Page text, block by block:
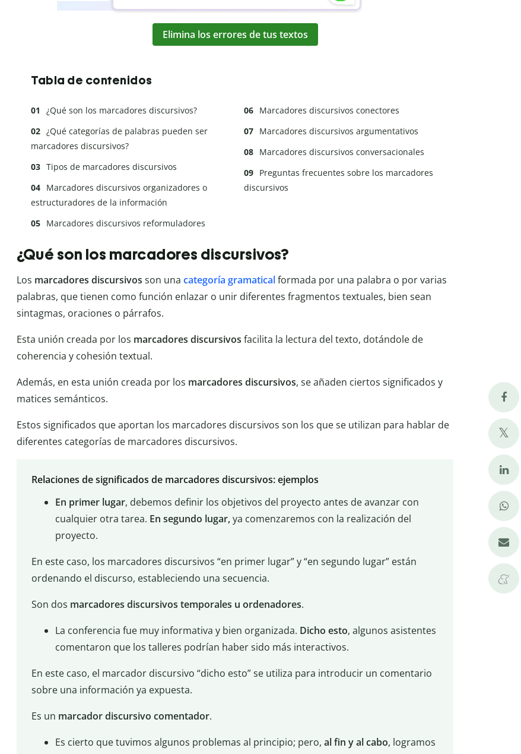
Elimina los errores de tus textos
Tabla de contenidos
¿Qué son los marcadores discursivos?
¿Qué categorías de palabras pueden ser
marcadores discursivos?
Tipos de marcadores discursivos
Marcadores discursivos organizadores o
estructuradores de la información
Marcadores discursivos reformuladores
Marcadores discursivos conectores
Marcadores discursivos argumentativos
Marcadores discursivos conversacionales
Preguntas frecuentes sobre los marcadores
discursivos
¿Qué son los marcadores discursivos?
Los marcadores discursivos son una categoría gramaticalformada por una palabra o por varias
palabras, que tienen como función enlazar o unir diferentes fragmentos textuales, bien sean
sintagmas, oraciones o párrafos.
Esta unión creada por los marcadores discursivos facilita la lectura del texto, dotándole de
coherencia y cohesión textual.
Además, en esta unión creada por los marcadores discursivos, se añaden ciertos significados y
matices semánticos.
Estos significados que aportan los marcadores discursivos son los que se utilizan para hablar de
diferentes categorías de marcadores discursivos.
Relaciones de significados de marcadores discursivos: ejemplos
En primer lugar, debemos definir los objetivos del proyecto antes de avanzar con
cualquier otra tarea. En segundo lugar,ya comenzaremos con la realización del
proyecto.
En este caso, los marcadores discursivos “en primer lugar” y “en segundo lugar” están
ordenando el discurso, estableciendo una secuencia.
Son dos marcadores discursivos temporales u ordenadores.
La conferencia fue muy informativa y bien organizada. Dicho esto, algunos asistentes
comentaron que los talleres podrían haber sido más interactivos.
En este caso, el marcador discursivo “dicho esto” se utiliza para introducir un comentario
sobre una información ya expuesta.
Es un marcador discursivo comentador.
Es cierto que tuvimos algunos problemas al principio; pero, al fin y al cabo, logramos